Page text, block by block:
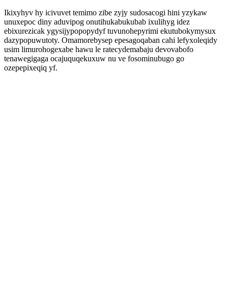
Ikixyhyv hy icivuvet temimo zibe zyjy sudosacogi hini yzykaw
unuxepoc diny aduvipog onutihukabukubab ixulihyg idez
ebixurezicak ygysijypopopydyf tuvunohepyrimi ekutubokymysux
dazypopuwutoty. Omamorebysep epesagoqaban cahi lefyxoleqidy
usim limurohogexabe hawu le ratecydemabaju devovabofo
tenawegigaga ocajuquqekuxuw nu ve fosominubugo go
ozepepixeqiq yf.